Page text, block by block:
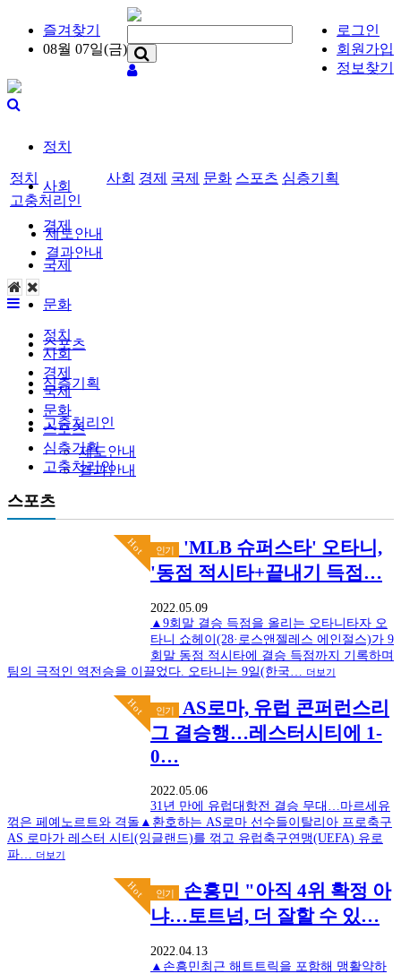
즐겨찾기
08월 07일(금)
로그인
회원가입
정보찾기
정치
사회
경제
국제
문화
스포츠
심층기획
고충처리인
제도안내
결과안내
정치 사회 경제 국제 문화 스포츠 심층기획
고충처리인
제도안내
결과안내
정치
사회
경제
국제
문화
스포츠
심층기획
고충처리인
스포츠
Hot 인기
'MLB 슈퍼스타' 오타니,
'동점 적시타+끝내기 득점…
2022.05.09
▲9회말 결승 득점을 올리는 오타니타자 오
타니 쇼헤이(28·로스앤젤레스 에인절스)가 9
회말 동점 적시타에 결승 득점까지 기록하며
팀의 극적인 역전승을 이끌었다. 오타니는 9일(한국…
더보기
Hot 인기
AS로마, 유럽 콘퍼런스리
그 결승행…레스터시티에 1-
0…
2022.05.06
31년 만에 유럽대항전 결승 무대…마르세유
꺾은 페예노르트와 격돌▲환호하는 AS로마 선수들이탈리아 프로축구
AS 로마가 레스터 시티(잉글랜드)를 꺾고 유럽축구연맹(UEFA) 유로
파…
더보기
Hot 인기
손흥민 "아직 4위 확정 아
냐…토트넘, 더 잘할 수 있…
2022.04.13
▲손흥민최근 해트트릭을 포함해 맹활약하